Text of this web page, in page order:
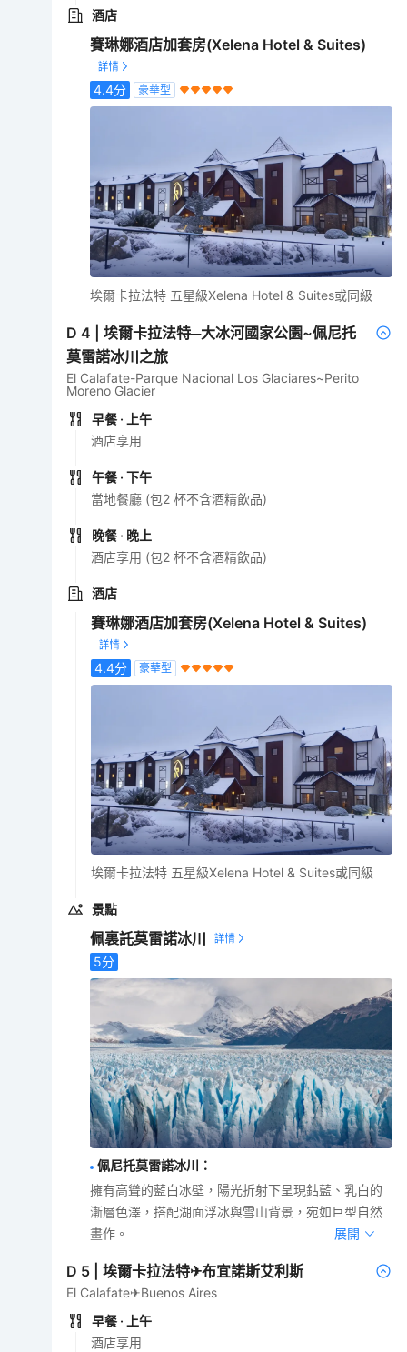
酒店
賽琳娜酒店加套房(Xelena Hotel & Suites)
4.4分 豪華型
埃爾卡拉法特 五星級Xelena Hotel & Suites或同級
D4 |埃爾卡拉法特─大冰河國家公園~佩尼托
莫雷諾冰川之旅
El Calafate-Parque Nacional Los Glaciares~Perito
Moreno Glacier
早餐 · 上午
酒店享用
午餐 · 下午
當地餐廳 (包2 杯不含酒精飲品)
晚餐 · 晚上
酒店享用 (包2 杯不含酒精飲品)
酒店
賽琳娜酒店加套房(Xelena Hotel & Suites)
4.4分 豪華型
埃爾卡拉法特 五星級Xelena Hotel & Suites或同級
景點
佩裏託莫雷諾冰川
5分
佩尼托莫雷諾冰川 ：
擁有高聳的藍白冰壁，陽光折射下呈現鈷藍、乳白的
漸層色澤，搭配湖面浮冰與雪山背景，宛如巨型自然
畫作。
展開
D 5 |埃爾卡拉法特✈布宜諾斯艾利斯
El Calafate✈Buenos Aires
早餐 · 上午
酒店享用